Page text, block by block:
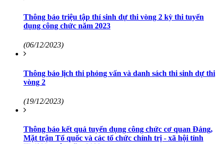
Thông báo triệu tập thí sinh dự thi vòng 2 kỳ thi tuyển
dụng công chức năm 2023
(06/12/2023)
Thông báo lịch thi phỏng vấn và danh sách thi sinh dự thi
vòng 2
(19/12/2023)
Thông báo kết quả tuyển dụng công chức cơ quan Đảng,
Mặt trận Tổ quốc và các tổ chức chính trị - xã hội tỉnh